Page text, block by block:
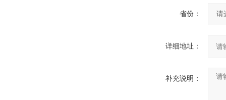
省份：
详细地址：
补充说明：